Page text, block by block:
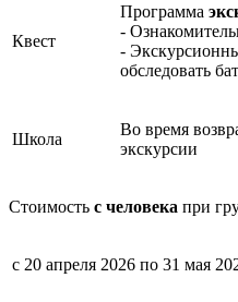
Квест
Программа
-
-
обследовать
Школа
Во время
экскурсии
Стоимость с человека при
с 20 апреля 2026 по 31 мая